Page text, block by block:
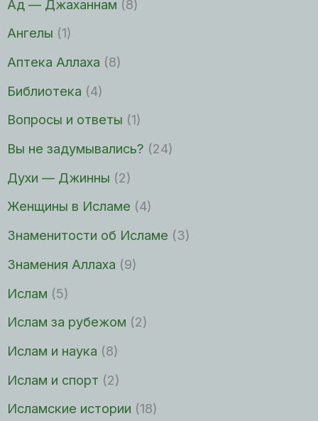
Ад — Джаханнам (8)
Ангелы (1)
Аптека Аллаха (8)
Библиотека (4)
Вопросы и ответы (1)
Вы не задумывались? (24)
Духи — Джинны (2)
Женщины в Исламе (4)
Знаменитости об Исламе (3)
Знамения Аллаха (9)
Ислам (5)
Ислам за рубежом (2)
Ислам и наука (8)
Ислам и спорт (2)
Исламские истории (18)